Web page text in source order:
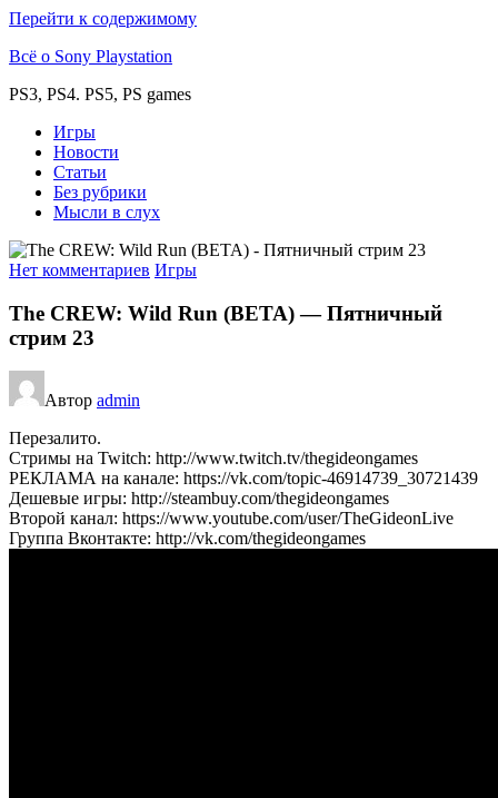
Перейти к содержимому
Всё о Sony Playstation
PS3, PS4. PS5, PS games
Игры
Новости
Статьи
Без рубрики
Мысли в слух
Нет комментариев Игры
The CREW: Wild Run (BETA) — Пятничный
стрим 23
Автор admin
Перезалито.
Стримы на Twitch: http://www.twitch.tv/thegideongames
РЕКЛАМА на канале: https://vk.com/topic-46914739_30721439
Дешевые игры: http://steambuy.com/thegideongames
Второй канал: https://www.youtube.com/user/TheGideonLive
Группа Вконтакте: http://vk.com/thegideongames